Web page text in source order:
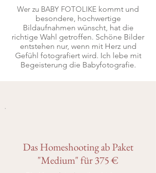
Wer zu BABY FOTOLIKE kommt und
besondere, hochwertige
Bildaufnahmen wünscht, hat die
richtige Wahl getroffen. Schöne Bilder
entstehen nur, wenn mit Herz und
Gefühl fotografiert wird. Ich lebe mit
Begeisterung die Babyfotografie.
Das Homeshooting ab Paket
"Medium" für 375 €